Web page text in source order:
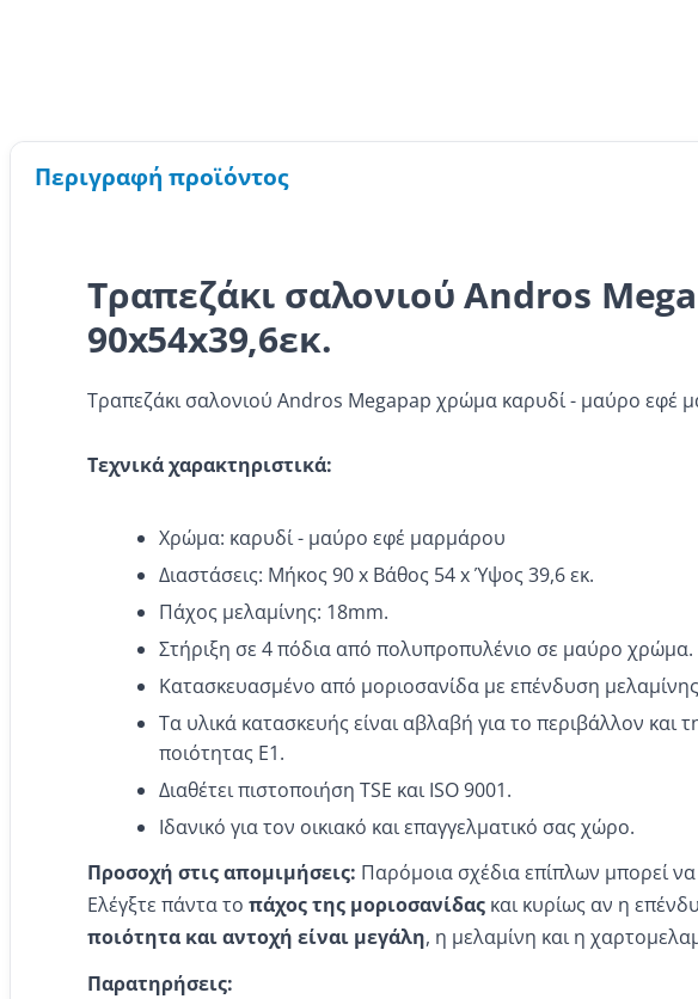
Περιγραφή προϊόντος
Τραπεζάκι σαλονιού Andros
90x54x39,6εκ.
Τραπεζάκι σαλονιού Andros Megapap χρώμα καρυδί - μαύρο εφέ
Τεχνικά χαρακτηριστικά:
Χρώμα: καρυδί - μαύρο εφέ μαρμάρου
Διαστάσεις: Μήκος 90 x Βάθος 54 x Ύψος 39,6 εκ.
Πάχος μελαμίνης: 18mm.
Στήριξη σε 4 πόδια από πολυπροπυλένιο σε μαύρο χρώμα.
Κατασκευασμένο από μοριοσανίδα με επένδυση
Τα υλικά κατασκευής είναι αβλαβή για το περιβάλλον
ποιότητας Ε1.
Διαθέτει πιστοποιήση TSE και ISO 9001.
Ιδανικό για τον οικιακό και επαγγελματικό σας χώρο.
Προσοχή στις απομιμήσεις: Παρόμοια σχέδια επίπλων μπορεί
Ελέγξτε πάντα το πάχος της μοριοσανίδας και κυρίως αν η
ποιότητα και αντοχή είναι μεγάλη, η μελαμίνη και η
Παρατηρήσεις: